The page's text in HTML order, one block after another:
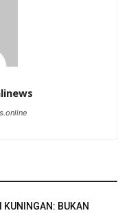
KUNINGAN: BUKAN